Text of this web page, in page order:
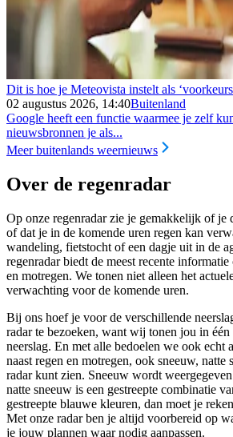
Dit is hoe je Meteovista instelt als
02 augustus 2026, 14:40Buitenland
Google heeft een functie waarmee je zelf
nieuwsbronnen je als...
Meer buitenlands weernieuws
Over de regenradar
Op onze regenradar zie je gemakkelijk of je
of dat je in de komende uren regen kan
wandeling, fietstocht of een dagje uit in de
regenradar biedt de meest recente
en motregen. We tonen niet alleen het
verwachting voor de komende uren.
Bij ons hoef je voor de verschillende
radar te bezoeken, want wij tonen jou in
neerslag. En met alle bedoelen we ook echt
naast regen en motregen, ook sneeuw, natte
radar kunt zien. Sneeuw wordt
natte sneeuw is een gestreepte combinatie
gestreepte blauwe kleuren, dan moet je
Met onze radar ben je altijd voorbereid op
je jouw plannen waar nodig aanpassen.